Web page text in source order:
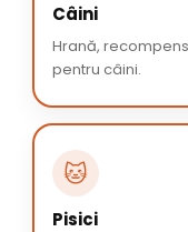
Câini
Hrană,
pentru câini.
🐱
Pisici